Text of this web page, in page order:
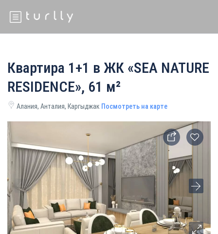
Квартира 1+1 в ЖК «SEA NATURE
RESIDENCE», 61 м²
Алания, Анталия, Каргыджак Посмотреть на карте